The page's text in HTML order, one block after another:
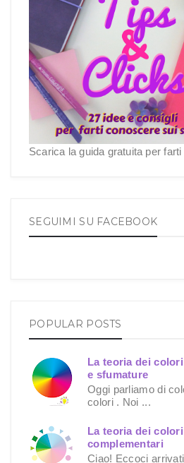
Scarica la guida gratuita per
SEGUIMI SU FACEBOOK
POPULAR POSTS
La teoria dei
e sfumature
Oggi parliamo di
colori . Noi ...
La teoria dei
complementari
Ciao! Eccoci